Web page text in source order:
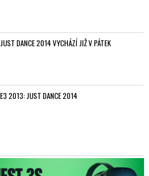
JUST DANCE 2014 VYCHÁZÍ JIŽ V PÁTEK
E3 2013: JUST DANCE 2014